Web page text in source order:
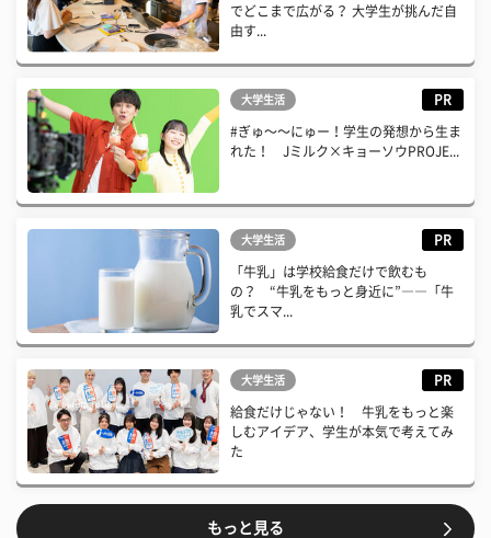
でどこまで広がる？ 大学生が挑んだ自
由す...
大学生活 PR
#ぎゅ〜〜にゅー！学生の発想から生ま
れた！ Jミルク×キョーソウPROJE...
大学生活 PR
「牛乳」は学校給食だけで飲むも
の？ “牛乳をもっと身近に”――「牛
乳でスマ...
大学生活 PR
給食だけじゃない！ 牛乳をもっと楽
しむアイデア、学生が本気で考えてみ
た
もっと見る